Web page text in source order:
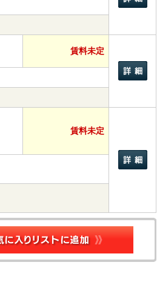
賃料未定
賃料未定